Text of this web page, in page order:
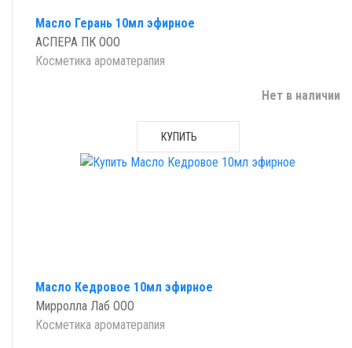
Масло Герань 10мл эфирное
АСПЕРА ПК ООО
Косметика ароматерапия
Нет в наличии
КУПИТЬ
Масло Кедровое 10мл эфирное
Мирролла Лаб ООО
Косметика ароматерапия